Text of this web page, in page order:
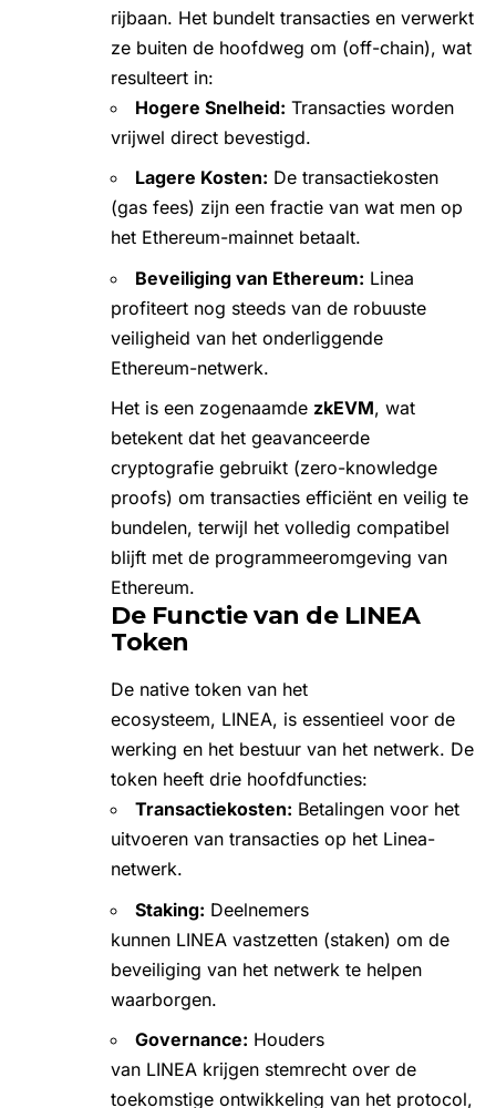
rijbaan. Het bundelt transacties en verwerkt
ze buiten de hoofdweg om (off-chain), wat
resulteert in:
Hogere Snelheid: Transacties worden
vrijwel direct bevestigd.
Lagere Kosten: De transactiekosten
(gas fees) zijn een fractie van wat men op
het Ethereum-mainnet betaalt.
Beveiliging van Ethereum: Linea
profiteert nog steeds van de robuuste
veiligheid van het onderliggende
Ethereum-netwerk.
Het is een zogenaamde zkEVM, wat
betekent dat het geavanceerde
cryptografie gebruikt (zero-knowledge
proofs) om transacties efficiënt en veilig te
bundelen, terwijl het volledig compatibel
blijft met de programmeeromgeving van
Ethereum.
De Functie van de LINEA
Token
De native token van het
ecosysteem, LINEA, is essentieel voor de
werking en het bestuur van het netwerk. De
token heeft drie hoofdfuncties:
Transactiekosten: Betalingen voor het
uitvoeren van transacties op het Linea-
netwerk.
Staking: Deelnemers
kunnen LINEA vastzetten (staken) om de
beveiliging van het netwerk te helpen
waarborgen.
Governance: Houders
van LINEA krijgen stemrecht over de
toekomstige ontwikkeling van het protocol,